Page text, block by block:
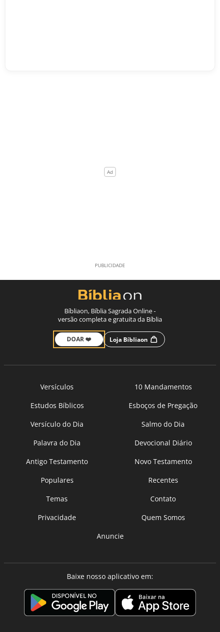
Bíbliaon, Bíblia Sagrada Online -
versão completa e gratuita da Bíblia
DOAR ❤️ Loja Bíbliaon
Versículos
10 Mandamentos
Estudos Bíblicos
Esboços de Pregação
Versículo do Dia
Salmo do Dia
Palavra do Dia
Devocional Diário
Antigo Testamento
Novo Testamento
Populares
Recentes
Temas
Contato
Privacidade
Quem Somos
Anuncie
Baixe nosso aplicativo em: